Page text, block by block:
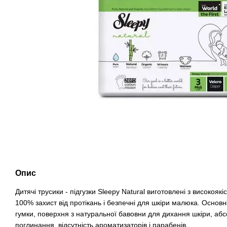
Опис
Дитячі трусики - підгузки Sleepy Natural виготовлені з
100% захист від протікань і безпечні для шкіри малюка.
гумки, поверхня з натуральної бавовни для дихання шкіри,
поглинання, відсутність ароматизаторів і парабенів.